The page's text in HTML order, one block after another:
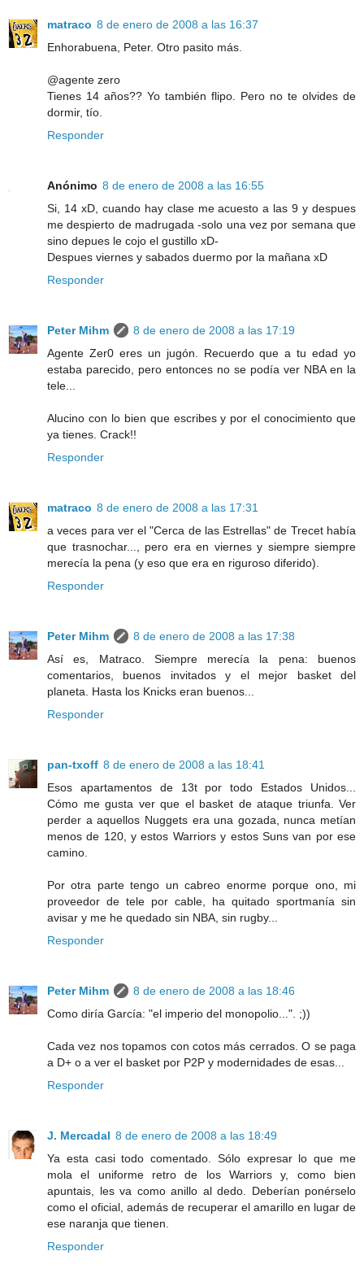
matraco 8 de enero de 2008 a las 16:37
Enhorabuena, Peter. Otro pasito más.
@agente zero
Tienes 14 años?? Yo también flipo. Pero no te olvides de
dormir, tío.
Responder
Anónimo 8 de enero de 2008 a las 16:55
Si, 14 xD, cuando hay clase me acuesto a las 9 y despues
me despierto de madrugada -solo una vez por semana que
sino depues le cojo el gustillo xD-
Despues viernes y sabados duermo por la mañana xD
Responder
Peter Mihm
8 de enero de 2008 a las 17:19
Agente Zer0 eres un jugón. Recuerdo que a tu edad yo
estaba parecido, pero entonces no se podía ver NBA en la
tele...
Alucino con lo bien que escribes y por el conocimiento que
ya tienes. Crack!!
Responder
matraco 8 de enero de 2008 a las 17:31
a veces para ver el "Cerca de las Estrellas" de Trecet había
que trasnochar..., pero era en viernes y siempre siempre
merecía la pena (y eso que era en riguroso diferido).
Responder
Peter Mihm
8 de enero de 2008 a las 17:38
Así es, Matraco. Siempre merecía la pena: buenos
comentarios, buenos invitados y el mejor basket del
planeta. Hasta los Knicks eran buenos...
Responder
pan-txoff 8 de enero de 2008 a las 18:41
Esos apartamentos de 13t por todo Estados Unidos...
Cómo me gusta ver que el basket de ataque triunfa. Ver
perder a aquellos Nuggets era una gozada, nunca metían
menos de 120, y estos Warriors y estos Suns van por ese
camino.
Por otra parte tengo un cabreo enorme porque ono, mi
proveedor de tele por cable, ha quitado sportmanía sin
avisar y me he quedado sin NBA, sin rugby...
Responder
Peter Mihm
8 de enero de 2008 a las 18:46
Como diría García: "el imperio del monopolio...". ;))
Cada vez nos topamos con cotos más cerrados. O se paga
a D+ o a ver el basket por P2P y modernidades de esas...
Responder
J. Mercadal 8 de enero de 2008 a las 18:49
Ya esta casi todo comentado. Sólo expresar lo que me
mola el uniforme retro de los Warriors y, como bien
apuntais, les va como anillo al dedo. Deberían ponérselo
como el oficial, además de recuperar el amarillo en lugar de
ese naranja que tienen.
Responder